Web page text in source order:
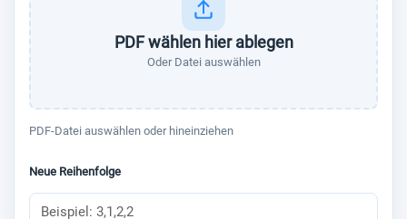
PDF wählen hier ablegen
Oder Datei auswählen
PDF-Datei auswählen oder hineinziehen
Neue Reihenfolge